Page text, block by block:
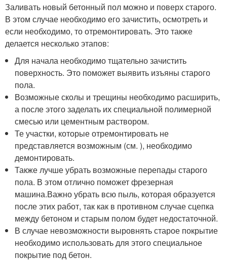
Заливать новый бетонный пол можно и поверх старого.
В этом случае необходимо его зачистить, осмотреть и
если необходимо, то отремонтировать. Это также
делается несколько этапов:
Для начала необходимо тщательно зачистить
поверхность. Это поможет выявить изъяны старого
пола.
Возможные сколы и трещины необходимо расширить,
а после этого заделать их специальной полимерной
смесью или цементным раствором.
Те участки, которые отремонтировать не
представляется возможным (см. ), необходимо
демонтировать.
Также лучше убрать возможные перепады старого
пола. В этом отлично поможет фрезерная
машина.Важно убрать всю пыль, которая образуется
после этих работ, так как в противном случае сцепка
между бетоном и старым полом будет недостаточной.
В случае невозможности выровнять старое покрытие
необходимо использовать для этого специальное
покрытие под бетон.